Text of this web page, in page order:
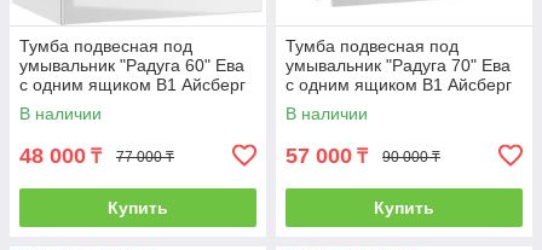
Тумба подвесная под
умывальник "Радуга 60" Ева
с одним ящиком В1 Айсберг
В наличии
48 000 ₸ 77 000 ₸
Купить
Тумба подвесная под
умывальник "Радуга 70" Ева
с одним ящиком В1 Айсберг
В наличии
57 000 ₸ 90 000 ₸
Купить